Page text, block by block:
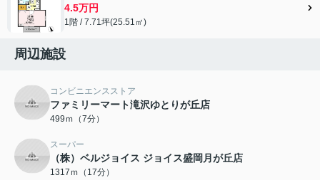
4.5万円
1階 / 7.71坪(25.51㎡)
周辺施設
コンビニエンスストア
ファミリーマート滝沢ゆとりが丘店
499ｍ（7分）
スーパー
（株）ベルジョイス ジョイス盛岡月が丘店
1317ｍ（17分）